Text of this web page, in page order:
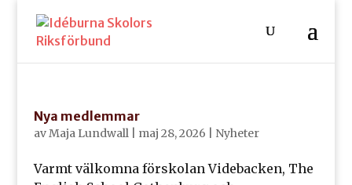
Nya medlemmar
avMaja Lundwall| maj 28, 2026 Nyheter
Varmt välkomna förskolan Videbacken, The